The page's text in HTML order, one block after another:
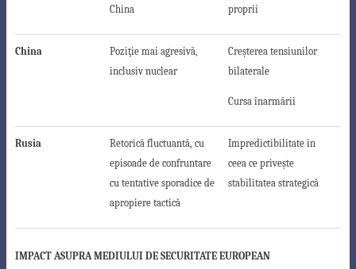
China proprii
China
Poziţie mai agresivă,
inclusiv nuclear
Creşterea tensiunilor
bilaterale
Cursa înarmării
Rusia
Retorică fluctuantă, cu
episoade de confruntare
cu tentative sporadice de
apropiere tactică
Impredictibilitate în
ceea ce priveşte
stabilitatea strategică
IMPACT ASUPRA MEDIULUI DE SECURITATE EUROPEAN